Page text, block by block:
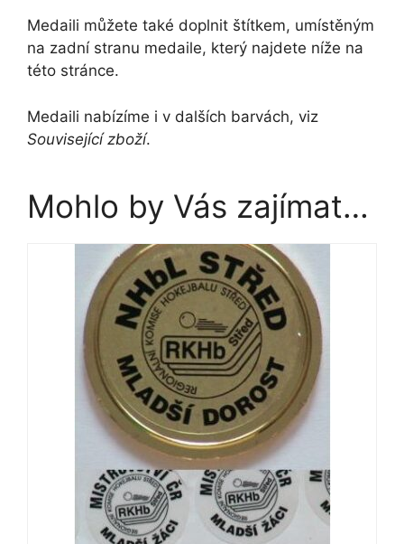
Medaili můžete také doplnit štítkem, umístěným
na zadní stranu medaile, který najdete níže na
této stránce.
Medaili nabízíme i v dalších barvách, viz
Související zboží.
Mohlo by Vás zajímat…